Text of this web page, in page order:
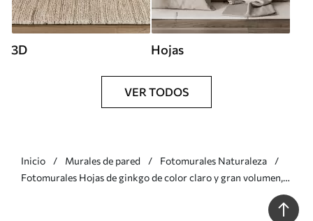
3D Hojas
VER TODOS
Inicio Murales de pared
Fotomurales Naturaleza
Fotomurales Hojas de ginkgo de color claro y gran volumen,